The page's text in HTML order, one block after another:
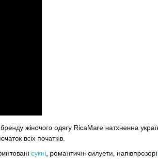
бренду жіночого одягу RicaMare натхненна
всіх початків.
сукні , романтичні силуети, напівпрозорі